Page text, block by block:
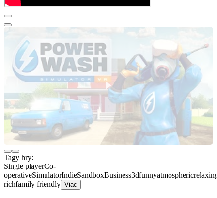
Tagy hry:
Single playerCo-
operativeSimulatorIndieSandboxBusiness3dfunnyatmospheric
richfamily friendly Viac